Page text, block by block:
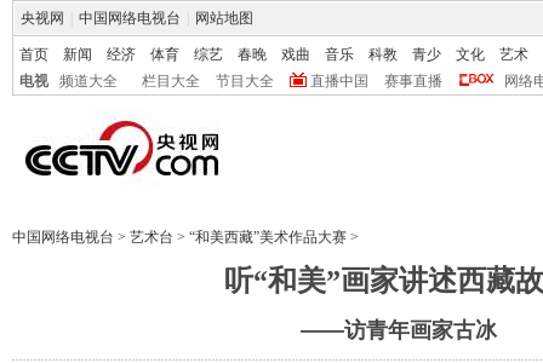
央视网 中国网络电视台 网站地图
首页 新闻 经济 体育 综艺 春晚 戏曲 音乐 科教 青少 文化
艺术
电视
频道大全 栏目大全 节目大全 直播中国 赛事直播 网络
中国网络电视台 > 艺术台 > “和美西藏”美术作品大赛 >
听“和美”画家讲述西藏
——访青年画家古冰